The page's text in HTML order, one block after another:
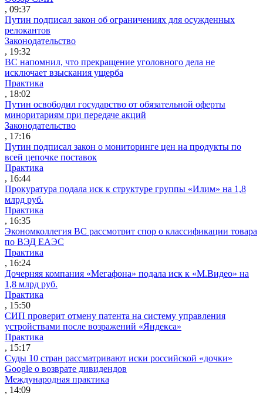
, 09:37
Путин подписал закон об ограничениях для осужденных
релокантов
Законодательство
, 19:32
ВС напомнил, что прекращение уголовного дела не
исключает взыскания ущерба
Практика
, 18:02
Путин освободил государство от обязательной оферты
миноритариям при передаче акций
Законодательство
, 17:16
Путин подписал закон о мониторинге цен на продукты по
всей цепочке поставок
Практика
, 16:44
Прокуратура подала иск к структуре группы «Илим» на 1,8
млрд руб.
Практика
, 16:35
Экономколлегия ВС рассмотрит спор о классификации товара
по ВЭД ЕАЭС
Практика
, 16:24
Дочерняя компания «Мегафона» подала иск к «М.Видео» на
1,8 млрд руб.
Практика
, 15:50
СИП проверит отмену патента на систему управления
устройствами после возражений «Яндекса»
Практика
, 15:17
Суды 10 стран рассматривают иски российской «дочки»
Google о возврате дивидендов
Международная практика
, 14:09